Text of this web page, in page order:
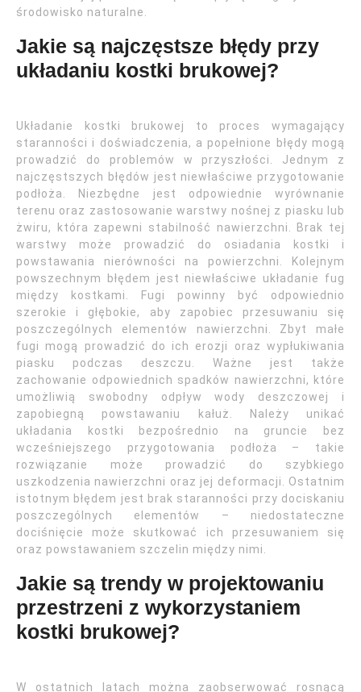
środowisko naturalne.
Jakie są najczęstsze błędy przy
układaniu kostki brukowej?
Układanie kostki brukowej to proces wymagający
staranności i doświadczenia, a popełnione błędy mogą
prowadzić do problemów w przyszłości. Jednym z
najczęstszych błędów jest niewłaściwe przygotowanie
podłoża. Niezbędne jest odpowiednie wyrównanie
terenu oraz zastosowanie warstwy nośnej z piasku lub
żwiru, która zapewni stabilność nawierzchni. Brak tej
warstwy może prowadzić do osiadania kostki i
powstawania nierówności na powierzchni. Kolejnym
powszechnym błędem jest niewłaściwe układanie fug
między kostkami. Fugi powinny być odpowiednio
szerokie i głębokie, aby zapobiec przesuwaniu się
poszczególnych elementów nawierzchni. Zbyt małe
fugi mogą prowadzić do ich erozji oraz wypłukiwania
piasku podczas deszczu. Ważne jest także
zachowanie odpowiednich spadków nawierzchni, które
umożliwią swobodny odpływ wody deszczowej i
zapobiegną powstawaniu kałuż. Należy unikać
układania kostki bezpośrednio na gruncie bez
wcześniejszego przygotowania podłoża – takie
rozwiązanie może prowadzić do szybkiego
uszkodzenia nawierzchni oraz jej deformacji. Ostatnim
istotnym błędem jest brak staranności przy dociskaniu
poszczególnych elementów – niedostateczne
dociśnięcie może skutkować ich przesuwaniem się
oraz powstawaniem szczelin między nimi.
Jakie są trendy w projektowaniu
przestrzeni z wykorzystaniem
kostki brukowej?
W ostatnich latach można zaobserwować rosnącą